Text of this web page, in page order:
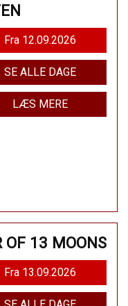
Fra 12.09.2026
SE ALLE DAGE
LÆS MERE
OF 13 MOONS
Fra 13.09.2026